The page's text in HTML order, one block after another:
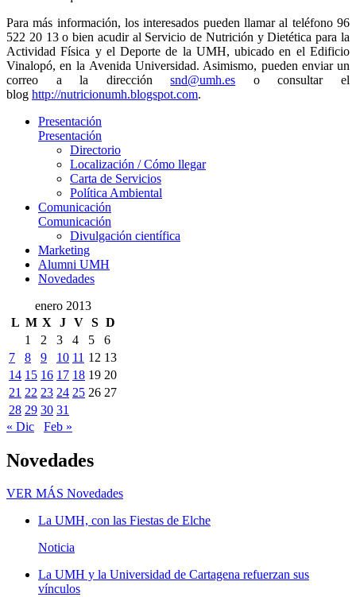
Para más información, los interesados pueden llamar al teléfono 96
522 20 13 o bien acudir al Servicio de Nutrición y Dietética para la
Actividad Física y el Deporte de la UMH, ubicado en el Edificio
Vinalopó, en la Avenida Universidad. Asimismo, pueden enviar un
correo a la direcciónsnd@umh.es o consultar el
blog http://nutricionumh.blogspot.com.
Presentación
Presentación
Directorio
Localización / Cómo llegar
Carta de Servicios
Política Ambiental
Comunicación
Comunicación
Divulgación científica
Marketing
Alumni UMH
Novedades
enero 2013
L M X J V S D
1
2 3 4 5
6
7
8 9 10 11 12 13
14 15 16 17 18 19 20
21 22 23 24 25 26 27
28 29 30 31
« Dic
Feb »
Novedades
VER MÁS Novedades
La UMH, con las Fiestas de Elche
Noticia
La UMH y la Universidad de Cartagena refuerzan sus
vínculos